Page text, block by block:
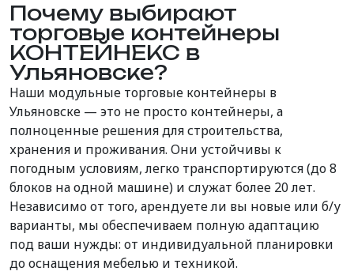
Почему выбирают
торговые контейнеры
КОНТЕЙНЕКС в
Ульяновске?
Наши модульные торговые контейнеры в
Ульяновске — это не просто контейнеры, а
полноценные решения для строительства,
хранения и проживания. Они устойчивы к
погодным условиям, легко транспортируются (до 8
блоков на одной машине) и служат более 20 лет.
Независимо от того, арендуете ли вы новые или б/у
варианты, мы обеспечиваем полную адаптацию
под ваши нужды: от индивидуальной планировки
до оснащения мебелью и техникой.